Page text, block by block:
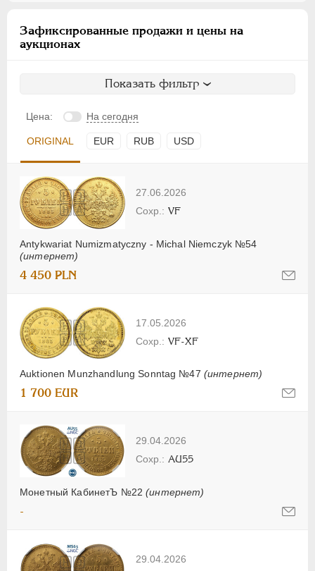
Зафиксированные продажи и цены на
аукционах
Показать фильтр
Цена: На сегодня
ORIGINAL EUR RUB USD
27.06.2026
Antykwariat Numizmatyczny - Michal Niemczyk №54
(интернет)
VF
4 450 PLN
17.05.2026
Auktionen Munzhandlung Sonntag №47 (интернет)
VF-XF
1 700 EUR
29.04.2026
Монетный КабинетЪ №22(интернет)
AU55
-
29.04.2026